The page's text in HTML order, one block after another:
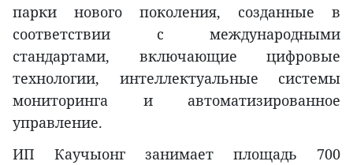
парки нового поколения, созданные в
соответствии с международными
стандартами, включающие цифровые
технологии, интеллектуальные системы
мониторинга и автоматизированное
управление.
ИП Каучыонг занимает площадь 700